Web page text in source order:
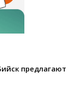
предлагают